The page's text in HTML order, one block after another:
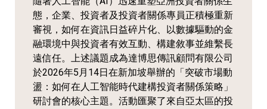
態，企業、投資者及投資者關係專員正積極重新
審視，如何在資訊日益碎片化、以數據驅動的金
融環境中與投資者有效互動、構建敘事並維繫長
遠信任。上述議題成為達博思傳訊顧問有限公司
於2026年5月14日在新加坡舉辦的「突破市場動
盪：如何在人工智能時代建構投資者關係策略」
研討會的核心主題。活動匯聚了來自亞太區的投